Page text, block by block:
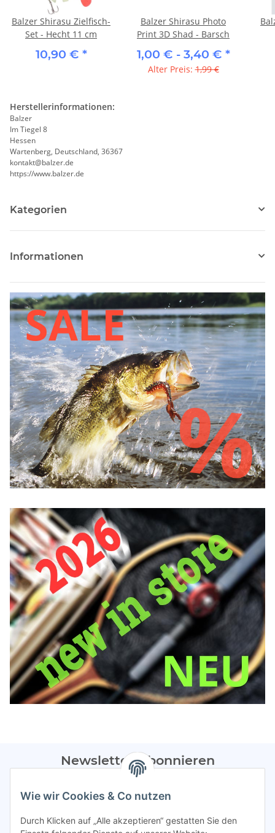
Balzer Shirasu Zielfisch-
Set - Hecht 11 cm
10,90 € *
Balzer Shirasu Photo
Print 3D Shad - Barsch
1,00 € - 3,40 € *
Alter Preis:1,99 €
Herstellerinformationen:
Balzer
Im Tiegel 8
Hessen
Wartenberg, Deutschland, 36367
kontakt@balzer.de
https://www.balzer.de
Kategorien
Informationen
Newsletter Abonnieren
Bitte sendet mir entsprechend eurer
regelmäßig Infos zu euren Aktionen per E-Mail zu.
Wie wir Cookies & Co nutzen
Durch Klicken auf „Alle akzeptieren“ gestatten Sie den